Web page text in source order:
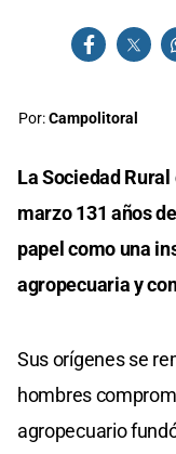
Por:Campolitoral
La Sociedad
marzo 131 años
papel como una
agropecuaria y
Sus orígenes se
hombres
agropecuario